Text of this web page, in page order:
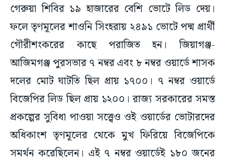
গেরুয়া শিবির ১৯ হাজারের বেশি ভোটে লিড দেয়।
ফলে তৃণমূলের শাওনি সিংহরায় ২৪৯১ ভোটে পদ্ম প্রার্থী
গৌরীশংকরের কাছে পরাজিত হন। জিয়াগঞ্জ-
আজিমগঞ্জ পুরসভার ৭ নম্বর এবং ৮ নম্বর ওয়ার্ডে শাসক
দলের মোট ঘাটতি ছিল প্রায় ১৭০০। ৭ নম্বর ওয়ার্ডে
বিজেপির লিড ছিল প্রায় ১২০০। রাজ্য সরকারের সমস্ত
প্রকল্পের সুবিধা পাওয়া সত্ত্বেও ওই ওয়ার্ডের ভোটারদের
অধিকাংশ তৃণমূলের থেকে মুখ ফিরিয়ে বিজেপিকে
সমর্থন করেছিলেন। এই ৭ নম্বর ওয়ার্ডেই ১৮০ জনের